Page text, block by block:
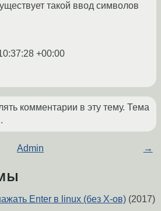
такой ввод символов
+00:00
комментарии в эту тему. Тема
Admin →
Enter в linux (без X-ов) (2017)